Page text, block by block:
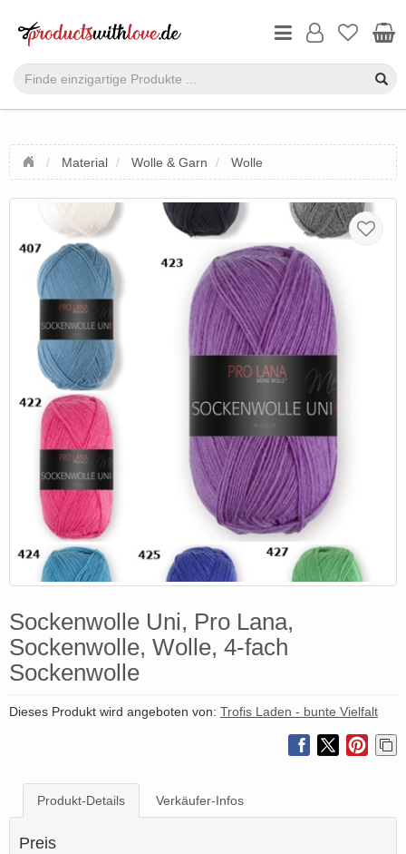
Material Wolle & Garn Wolle
Sockenwolle Uni, Pro Lana,
Sockenwolle, Wolle, 4-fach
Sockenwolle
Dieses Produkt wird angeboten von: Trofis Laden - bunte Vielfalt
Produkt-Details Verkäufer-Infos
Preis